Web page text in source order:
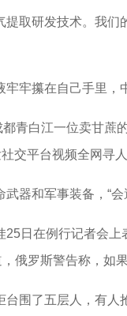
研发技术。我们
攥在自己手里，
白江一位卖甘蔗
交平台视频全网寻
器和军事装备，“会
在例行记者会上
俄罗斯警告称，如
了五层人，有人